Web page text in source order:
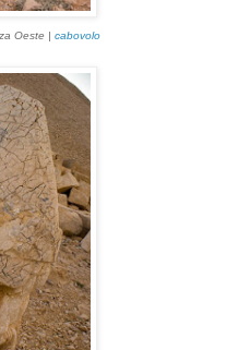
Oeste | cabovolo